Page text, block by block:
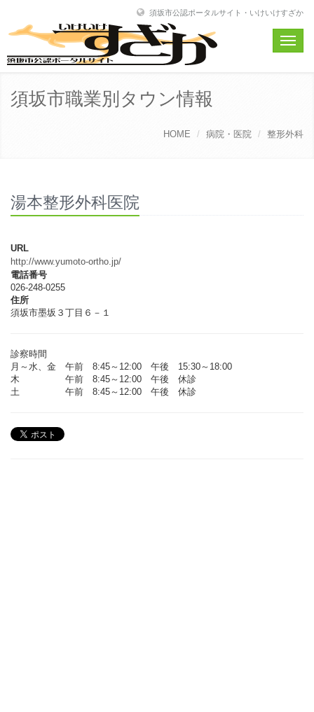
須坂市公認ポータルサイト・いけいけすざか
Toggle
須坂市職業別タウン情報
HOME 病院・医院 整形外科
湯本整形外科医院
URL
http://www.yumoto-ortho.jp/
電話番号
026-248-0255
住所
須坂市墨坂３丁目６－１
診察時間
月～水、金 午前 8:45～12:00 午後 15:30～18:00
木 午前 8:45～12:00 午後 休診
土 午前 8:45～12:00 午後 休診